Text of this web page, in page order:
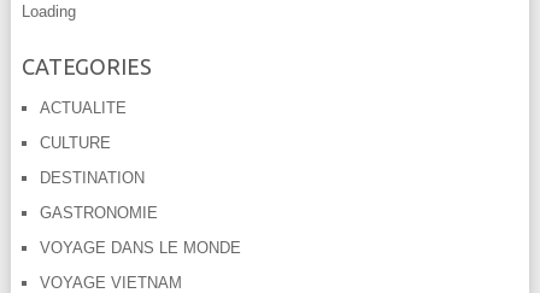
Loading
CATEGORIES
ACTUALITE
CULTURE
DESTINATION
GASTRONOMIE
VOYAGE DANS LE MONDE
VOYAGE VIETNAM